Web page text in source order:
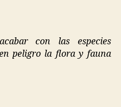
con las especies
peligro la flora y fauna